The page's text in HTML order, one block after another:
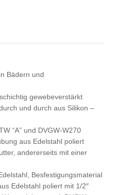
Bädern und
gewebeverstärkt
und durch aus Silikon –
“A” und DVGW-W270
aus Edelstahl poliert
andererseits mit einer
Besfestigungsmaterial
Edelstahl poliert mit 1/2″